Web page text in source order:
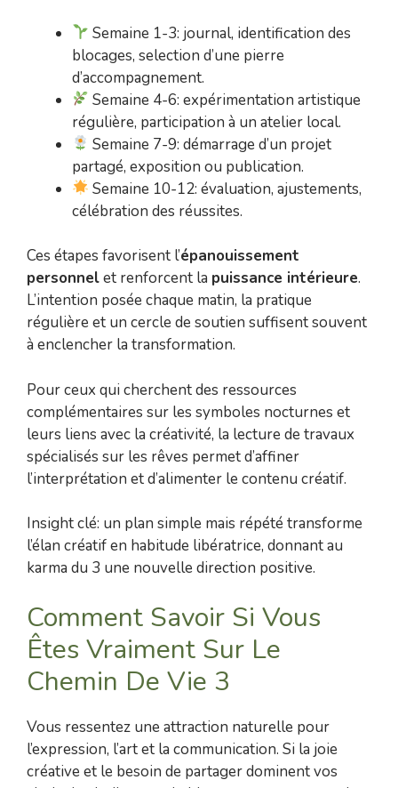
Semaine 1-3: journal, identification des
blocages, selection d’une pierre
d’accompagnement.
Semaine 4-6: expérimentation artistique
régulière, participation à un atelier local.
Semaine 7-9: démarrage d’un projet
partagé, exposition ou publication.
Semaine 10-12: évaluation, ajustements,
célébration des réussites.
Ces étapes favorisent l’épanouissement
personnelet renforcent la puissance intérieure.
L’intention posée chaque matin, la pratique
régulière et un cercle de soutien suffisent souvent
à enclencher la transformation.
Pour ceux qui cherchent des ressources
complémentaires sur les symboles nocturnes et
leurs liens avec la créativité, la lecture de travaux
spécialisés sur les rêves permet d’affiner
l’interprétation et d’alimenter le contenu créatif.
Insight clé: un plan simple mais répété transforme
l’élan créatif en habitude libératrice, donnant au
karma du 3 une nouvelle direction positive.
Comment Savoir Si Vous
Êtes Vraiment Sur Le
Chemin De Vie 3
Vous ressentez une attraction naturelle pour
l’expression, l’art et la communication. Si la joie
créative et le besoin de partager dominent vos